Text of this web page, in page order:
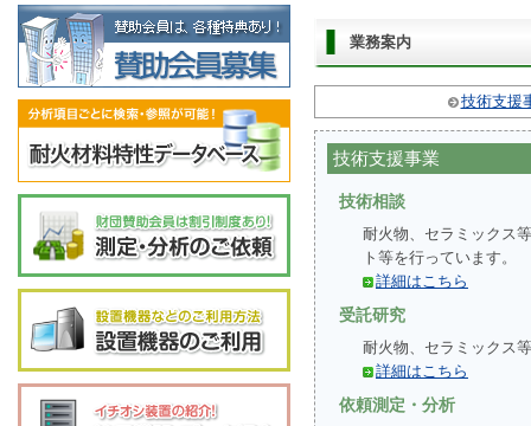
業務案内
技術支援
技術支援事業
技術相談
耐火物、セラミックス
ト等を行っています。
詳細はこちら
受託研究
耐火物、セラミックス
詳細はこちら
依頼測定・分析